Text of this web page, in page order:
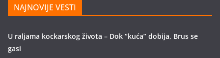
NAJNOVIJE VESTI
U raljama kockarskog života – Dok “kuća” dobija, Brus se
gasi